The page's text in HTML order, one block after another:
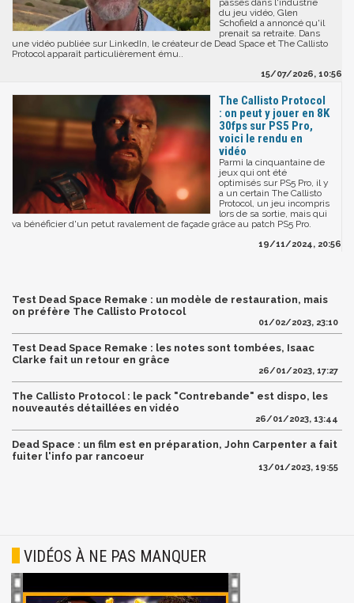
passés dans l'industrie
du jeu vidéo, Glen
Schofield a annoncé qu'il
prenait sa retraite. Dans
une vidéo publiée sur LinkedIn, le créateur de Dead Space et The Callisto
Protocol apparaît particulièrement ému..
15/07/2026, 10:56
The Callisto Protocol
: on peut y jouer en 8K
30fps sur PS5 Pro,
voici le rendu en
vidéo
Parmi la cinquantaine de
jeux qui ont été
optimisés sur PS5 Pro, il y
a un certain The Callisto
Protocol, un jeu incompris
lors de sa sortie, mais qui
va bénéficier d'un petut ravalement de façade grâce au patch PS5 Pro.
19/11/2024, 20:56
Test Dead Space Remake : un modèle de restauration, mais
on préfère The Callisto Protocol
01/02/2023, 23:10
Test Dead Space Remake : les notes sont tombées, Isaac
Clarke fait un retour en grâce
26/01/2023, 17:27
The Callisto Protocol : le pack "Contrebande" est dispo, les
nouveautés détaillées en vidéo
26/01/2023, 13:44
Dead Space : un film est en préparation, John Carpenter a fait
fuiter l'info par rancoeur
13/01/2023, 19:55
VIDÉOS À NE PAS MANQUER